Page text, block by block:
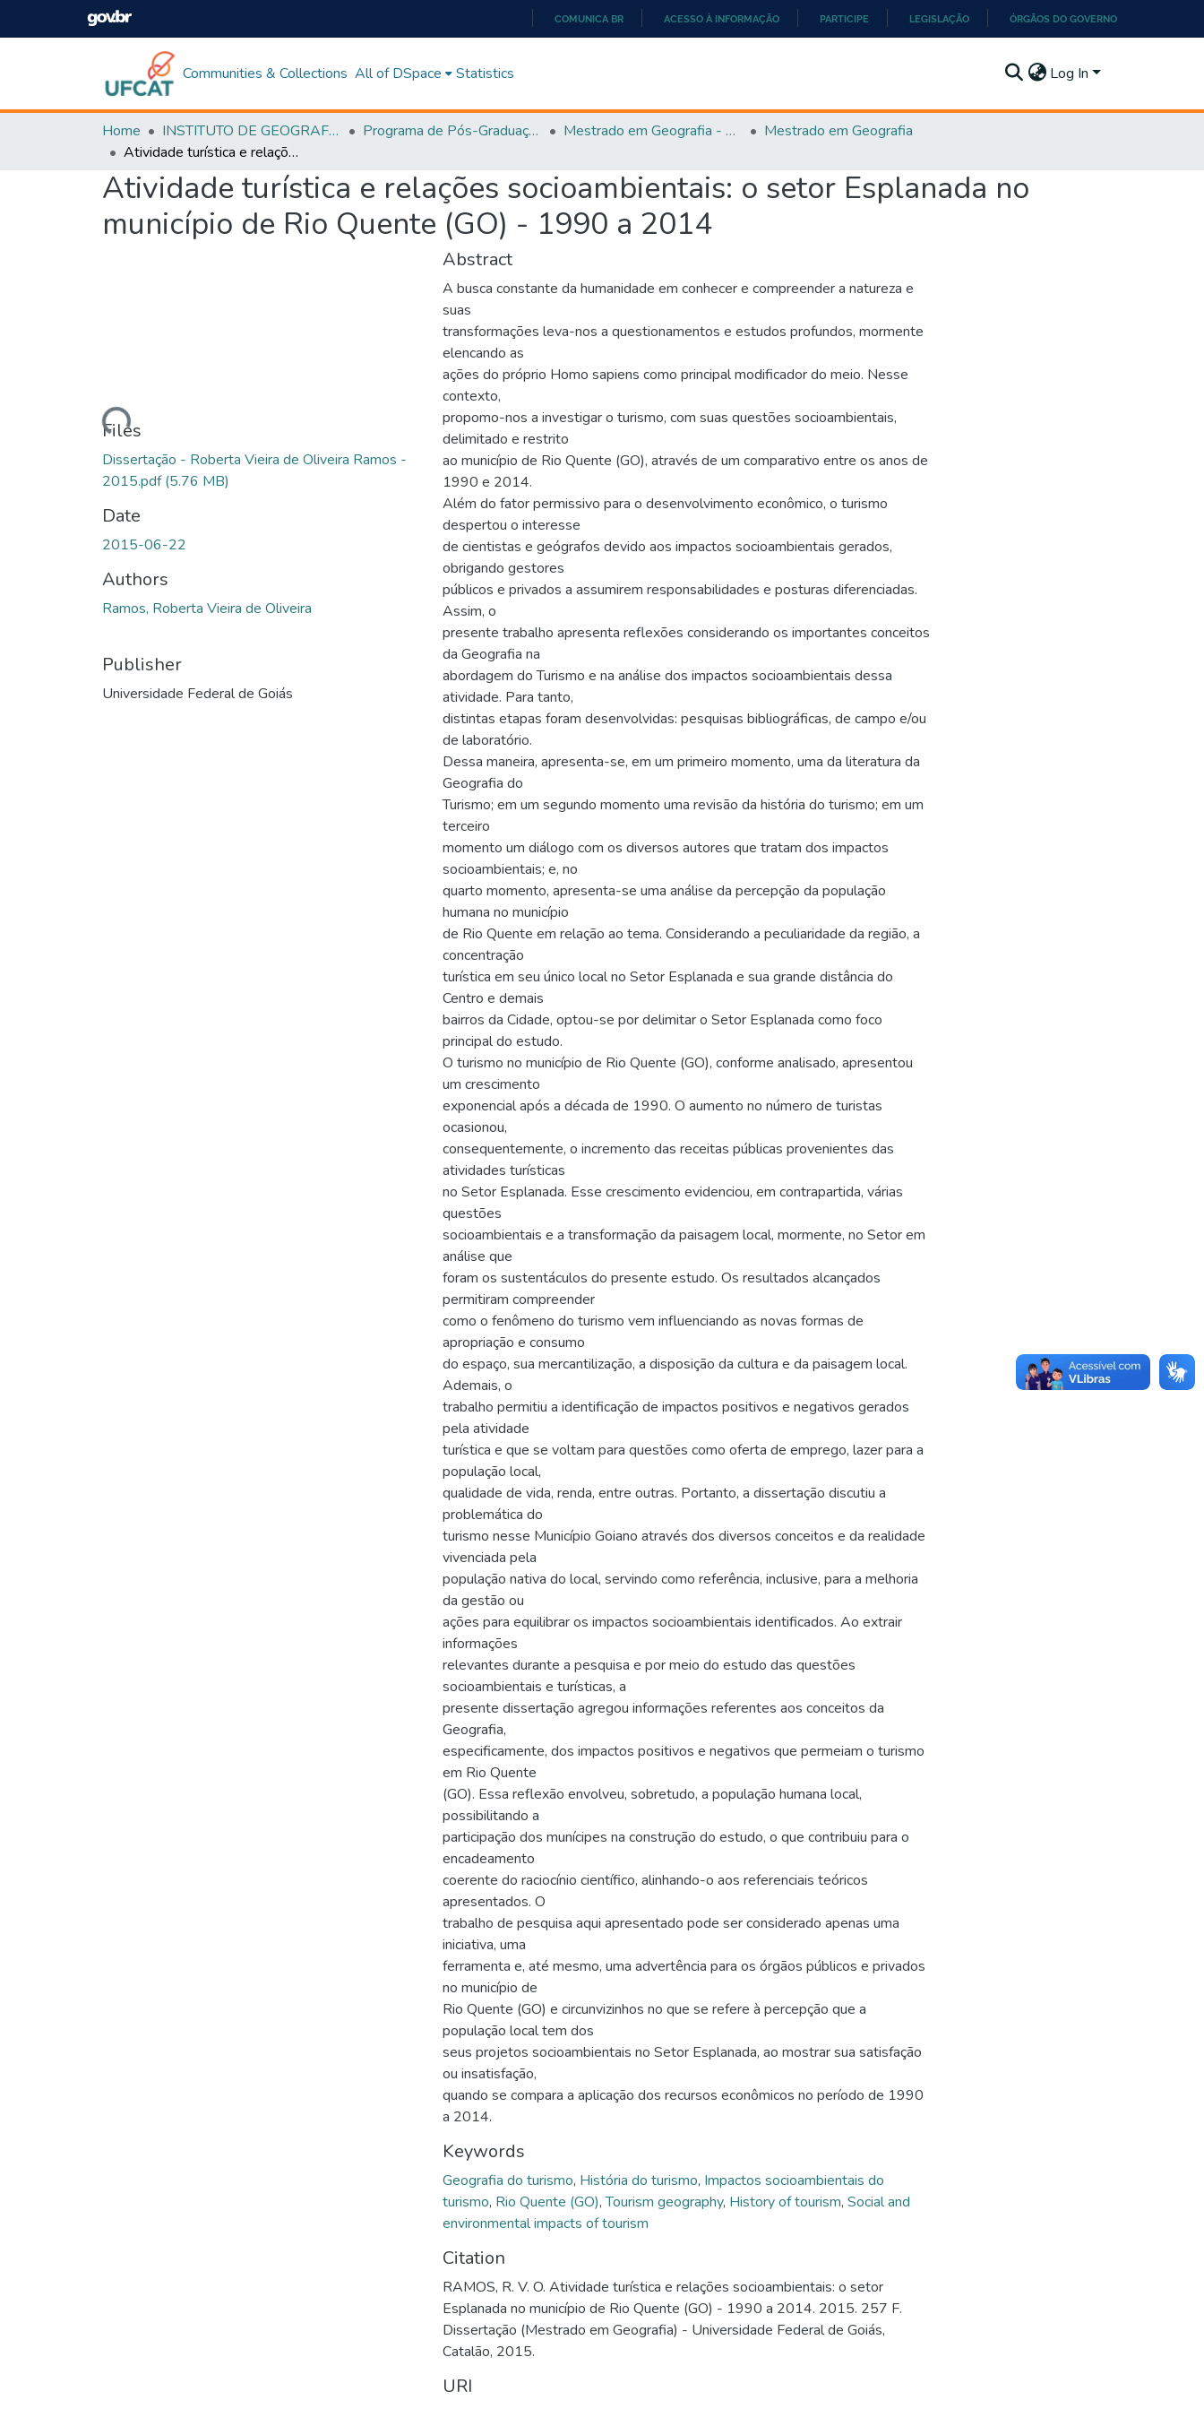
CONTEÚDO
COMUNICA BR ACESSO À INFORMAÇÃO PARTICIPE LEGISLAÇÃO ÓRGÃOS DO GOVERNO
Communities & Collections All of DSpace Statistics Log In
Home INSTITUTO DE GEOGRAFIA Programa de Pós-Graduação em Geografia - PPGGEO Mestrado em Geografia - PPGGEO
Mestrado em Geografia
Atividade turística e relações socioambientais: o setor Esplanada no município de Rio Quente (GO) - 1990 a 2014
Atividade turística e relações socioambientais: o setor Esplanada no
município de Rio Quente (GO) - 1990 a 2014
Loading...
Files
Dissertação - Roberta Vieira de Oliveira Ramos -
2015.pdf(5.76 MB)
Date
2015-06-22
Authors
Ramos, Roberta Vieira de Oliveira
Publisher
Universidade Federal de Goiás
Abstract
A busca constante da humanidade em conhecer e compreender a natureza e
suas
transformações leva-nos a questionamentos e estudos profundos, mormente
elencando as
ações do próprio Homo sapiens como principal modificador do meio. Nesse
contexto,
propomo-nos a investigar o turismo, com suas questões socioambientais,
delimitado e restrito
ao município de Rio Quente (GO), através de um comparativo entre os anos de
1990 e 2014.
Além do fator permissivo para o desenvolvimento econômico, o turismo
despertou o interesse
de cientistas e geógrafos devido aos impactos socioambientais gerados,
obrigando gestores
públicos e privados a assumirem responsabilidades e posturas diferenciadas.
Assim, o
presente trabalho apresenta reflexões considerando os importantes conceitos
da Geografia na
abordagem do Turismo e na análise dos impactos socioambientais dessa
atividade. Para tanto,
distintas etapas foram desenvolvidas: pesquisas bibliográficas, de campo e/ou
de laboratório.
Dessa maneira, apresenta-se, em um primeiro momento, uma da literatura da
Geografia do
Turismo; em um segundo momento uma revisão da história do turismo; em um
terceiro
momento um diálogo com os diversos autores que tratam dos impactos
socioambientais; e, no
quarto momento, apresenta-se uma análise da percepção da população
humana no município
de Rio Quente em relação ao tema. Considerando a peculiaridade da região, a
concentração
turística em seu único local no Setor Esplanada e sua grande distância do
Centro e demais
bairros da Cidade, optou-se por delimitar o Setor Esplanada como foco
principal do estudo.
O turismo no município de Rio Quente (GO), conforme analisado, apresentou
um crescimento
exponencial após a década de 1990. O aumento no número de turistas
ocasionou,
consequentemente, o incremento das receitas públicas provenientes das
atividades turísticas
no Setor Esplanada. Esse crescimento evidenciou, em contrapartida, várias
questões
socioambientais e a transformação da paisagem local, mormente, no Setor em
análise que
foram os sustentáculos do presente estudo. Os resultados alcançados
permitiram compreender
como o fenômeno do turismo vem influenciando as novas formas de
apropriação e consumo
do espaço, sua mercantilização, a disposição da cultura e da paisagem local.
Ademais, o
trabalho permitiu a identificação de impactos positivos e negativos gerados
pela atividade
turística e que se voltam para questões como oferta de emprego, lazer para a
população local,
qualidade de vida, renda, entre outras. Portanto, a dissertação discutiu a
problemática do
turismo nesse Município Goiano através dos diversos conceitos e da realidade
vivenciada pela
população nativa do local, servindo como referência, inclusive, para a melhoria
da gestão ou
ações para equilibrar os impactos socioambientais identificados. Ao extrair
informações
relevantes durante a pesquisa e por meio do estudo das questões
socioambientais e turísticas, a
presente dissertação agregou informações referentes aos conceitos da
Geografia,
especificamente, dos impactos positivos e negativos que permeiam o turismo
em Rio Quente
(GO). Essa reflexão envolveu, sobretudo, a população humana local,
possibilitando a
participação dos munícipes na construção do estudo, o que contribuiu para o
encadeamento
coerente do raciocínio científico, alinhando-o aos referenciais teóricos
apresentados. O
trabalho de pesquisa aqui apresentado pode ser considerado apenas uma
iniciativa, uma
ferramenta e, até mesmo, uma advertência para os órgãos públicos e privados
no município de
Rio Quente (GO) e circunvizinhos no que se refere à percepção que a
população local tem dos
seus projetos socioambientais no Setor Esplanada, ao mostrar sua satisfação
ou insatisfação,
quando se compara a aplicação dos recursos econômicos no período de 1990
a 2014.
Keywords
Geografia do turismo, História do turismo, Impactos socioambientais do
turismo, Rio Quente (GO),Tourism geography, History of tourism, Social and
environmental impacts of tourism
Citation
RAMOS, R. V. O. Atividade turística e relações socioambientais: o setor
Esplanada no município de Rio Quente (GO) - 1990 a 2014. 2015. 257 F.
Dissertação (Mestrado em Geografia) - Universidade Federal de Goiás,
Catalão, 2015.
URI